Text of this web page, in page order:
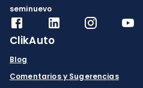
seminuevo
ClikAuto
Blog
Comentarios y Sugerencias